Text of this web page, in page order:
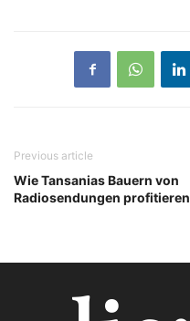
Previous article
Wie Tansanias Bauern von
Radiosendungen profitieren